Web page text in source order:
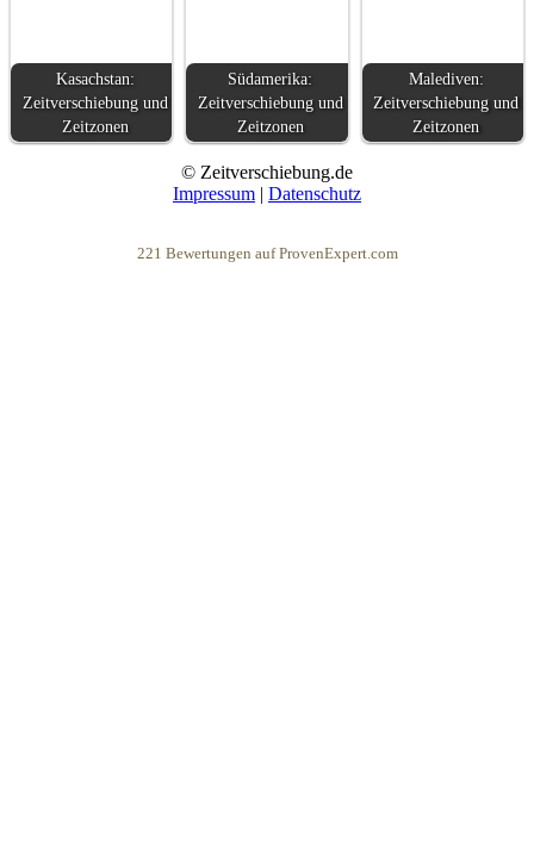
Kasachstan:
Zeitverschiebung und
Zeitzonen
Südamerika:
Zeitverschiebung und
Zeitzonen
Malediven:
Zeitverschiebung und
Zeitzonen
© Zeitverschiebung.de
Impressum | Datenschutz
221 Bewertungen auf ProvenExpert.com